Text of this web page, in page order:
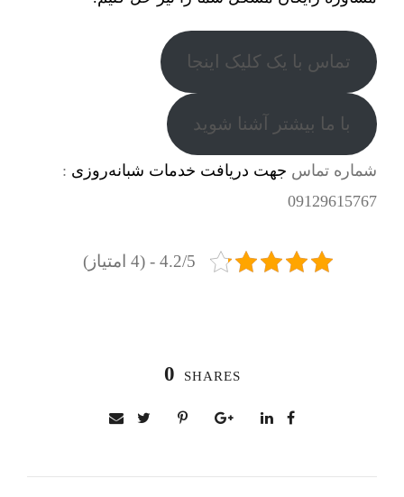
تماس با یک کلیک اینجا
با ما بیشتر آشنا شوید
شماره تماس جهت دریافت خدمات شبانه‌روزی :
09129615767
4.2/5 - (4 امتیاز)
0 SHARES